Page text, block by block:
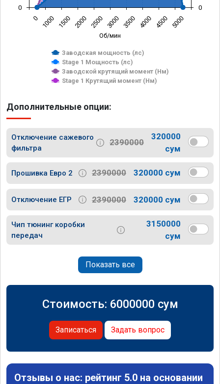
Об/мин
Заводская мощность (лс)
Stage 1 Мощность (лс)
Заводской крутящий момент (Нм)
Stage 1 Крутящий момент (Нм)
0 1000 1500 2000 2500 3000 3500 4000 4500 5000
0 0
Дополнительные опции:
Отключение сажевого
фильтра
2390000
320000
сум
Прошивка Евро 2 2390000 320000 сум
Отключение ЕГР 2390000 320000 сум
Чип тюнинг коробки
передач
3150000
сум
Показать все
Стоимость: 6000000 сум
Записаться Задать вопрос
Отзывы о нас: рейтинг 5.0 на основании